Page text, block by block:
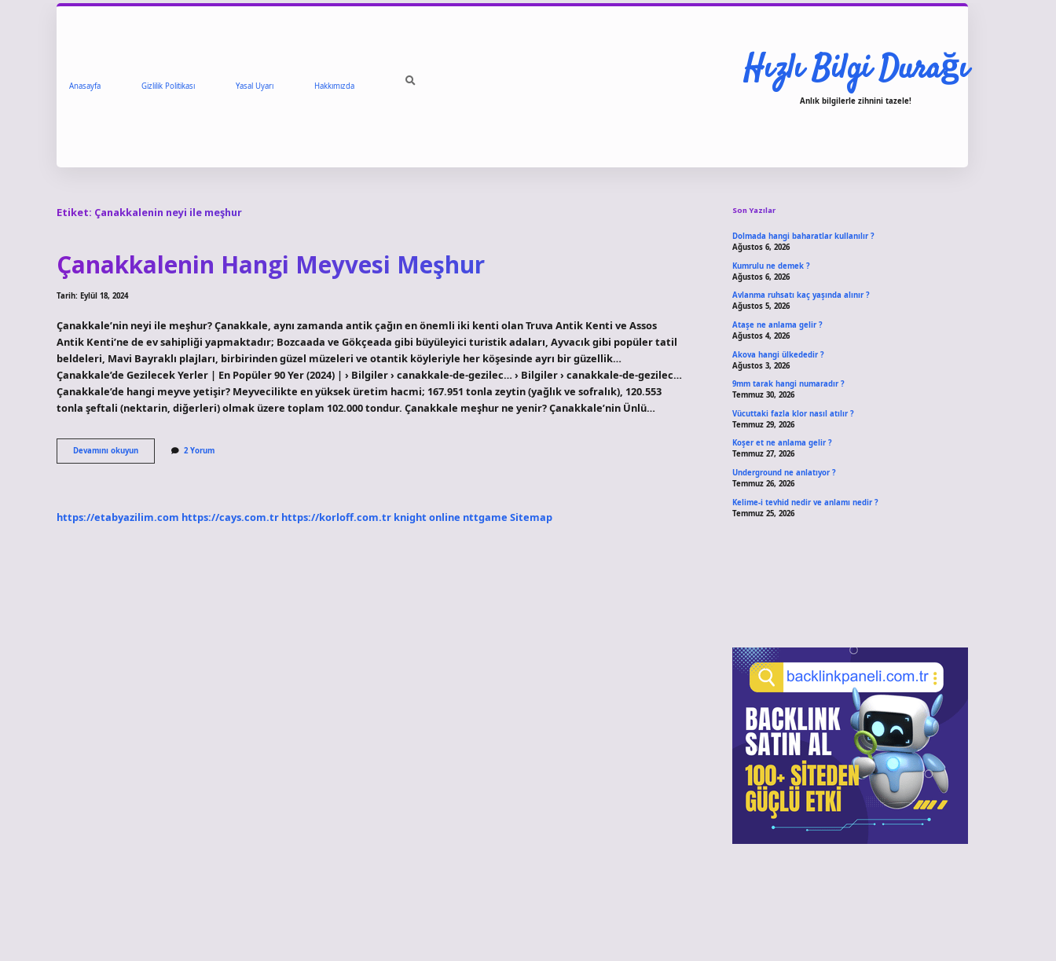
Anasayfa Gizlilik Politikası Yasal Uyarı Hakkımızda Hızlı Bilgi Durağı
Anlık bilgilerle zihnini tazele!
Etiket: Çanakkalenin neyi ile meşhur
Çanakkalenin Hangi Meyvesi Meşhur
Tarih: Eylül 18, 2024
Çanakkale’nin neyi ile meşhur? Çanakkale, aynı zamanda antik çağın en önemli iki kenti olan Truva Antik Kenti ve Assos
Antik Kenti’ne de ev sahipliği yapmaktadır; Bozcaada ve Gökçeada gibi büyüleyici turistik adaları, Ayvacık gibi popüler tatil
beldeleri, Mavi Bayraklı plajları, birbirinden güzel müzeleri ve otantik köyleriyle her köşesinde ayrı bir güzellik…
Çanakkale’de Gezilecek Yerler | En Popüler 90 Yer (2024) | › Bilgiler › canakkale-de-gezilec… › Bilgiler › canakkale-de-gezilec…
Çanakkale’de hangi meyve yetişir? Meyvecilikte en yüksek üretim hacmi; 167.951 tonla zeytin (yağlık ve sofralık), 120.553
tonla şeftali (nektarin, diğerleri) olmak üzere toplam 102.000 tondur. Çanakkale meşhur ne yenir? Çanakkale’nin Ünlü…
Devamını okuyunÇanakkalenin
Hangi
2 Yorum
https://etabyazilim.com https://cays.com.tr https://korloff.com.tr knight online nttgame Sitemap
Son Yazılar
Dolmada hangi baharatlar kullanılır ?
Ağustos 6, 2026
Kumrulu ne demek ?
Ağustos 6, 2026
Avlanma ruhsatı kaç yaşında alınır ?
Ağustos 5, 2026
Ataşe ne anlama gelir ?
Ağustos 4, 2026
Akova hangi ülkededir ?
Ağustos 3, 2026
9mm tarak hangi numaradır ?
Temmuz 30, 2026
Vücuttaki fazla klor nasıl atılır ?
Temmuz 29, 2026
Koşer et ne anlama gelir ?
Temmuz 27, 2026
Underground ne anlatıyor ?
Temmuz 26, 2026
Kelime-i tevhid nedir ve anlamı nedir ?
Temmuz 25, 2026